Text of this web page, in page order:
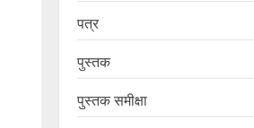
पत्र
पुस्तक
पुस्तक समीक्षा